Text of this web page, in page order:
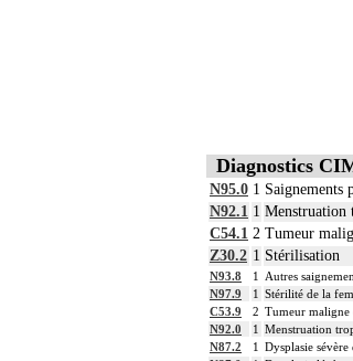
Diagnostics
N95.0 1 Saignements
N92.1 1 Menstruation
C54.1 2 Tumeur
Z30.2 1 Stérilisation
N93.8 1
Autres
N97.9
1 Stérilité de la
C53.9
2 Tumeur maligne
N92.0
1 Menstruation
N87.2
1 Dysplasie